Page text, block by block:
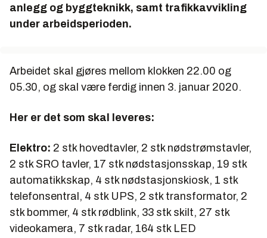
anlegg og byggteknikk, samt trafikkavvikling
under arbeidsperioden.
Arbeidet skal gjøres mellom klokken 22.00 og
05.30, og skal være ferdig innen 3. januar 2020.
Her er det som skal leveres:
Elektro: 2 stk hovedtavler, 2 stk nødstrømstavler,
2 stk SRO tavler, 17 stk nødstasjonsskap, 19 stk
automatikkskap, 4 stk nødstasjonskiosk, 1 stk
telefonsentral, 4 stk UPS, 2 stk transformator, 2
stk bommer, 4 stk rødblink, 33 stk skilt, 27 stk
videokamera, 7 stk radar, 164 stk LED